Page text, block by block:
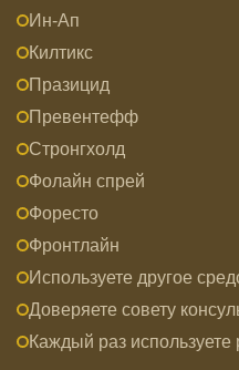
Ин-Ап
Килтикс
Празицид
Превентефф
Стронгхолд
Фолайн спрей
Форесто
Фронтлайн
Используете другое
Доверяете совету
Каждый раз используете